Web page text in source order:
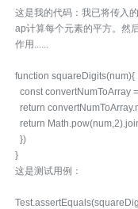
这是我的代码：我已将传入
ap计算每个元素的平方。然
作用......
function squareDigits(num){
const convertNumToArray
return
return
})
}
这是测试用例：